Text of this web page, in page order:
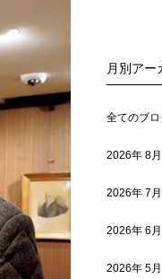
月別アー
全てのブ
2026年 8月
2026年 7月
2026年 6月
2026年 5月